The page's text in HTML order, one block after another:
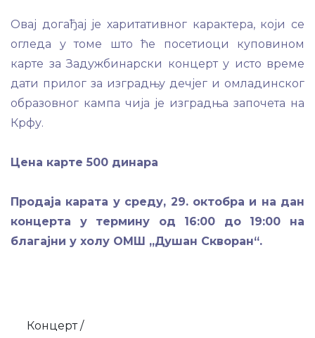
Овај догађај је харитативног карактера, који се
огледа у томе што ће посетиоци куповином
карте за Задужбинарски концерт у исто време
дати прилог за изградњу дечјег и омладинског
образовног кампа чија је изградња започета на
Крфу.
Цена карте 500 динара
Продаја карата у среду, 29. октобра и на дан
концерта у термину од 16:00 до 19:00 на
благајни у холу ОМШ „Душан Скворан“.
Концерт /